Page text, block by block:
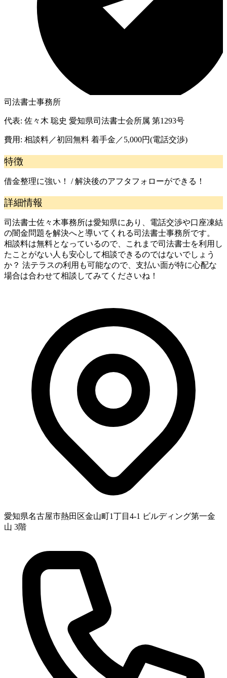
司法書士事務所
代表: 佐々木 聡史 愛知県司法書士会所属 第1293号
費用: 相談料／初回無料 着手金／5,000円(電話交渉)
特徴
借金整理に強い！ / 解決後のアフタフォローができる！
詳細情報
司法書士佐々木事務所は愛知県にあり、電話交渉や口座凍結
の闇金問題を解決へと導いてくれる司法書士事務所です。
相談料は無料となっているので、これまで司法書士を利用し
たことがない人も安心して相談できるのではないでしょう
か？ 法テラスの利用も可能なので、支払い面が特に心配な
場合は合わせて相談してみてくださいね！
愛知県名古屋市熱田区金山町1丁目4-1 ビルディング第一金
山 3階